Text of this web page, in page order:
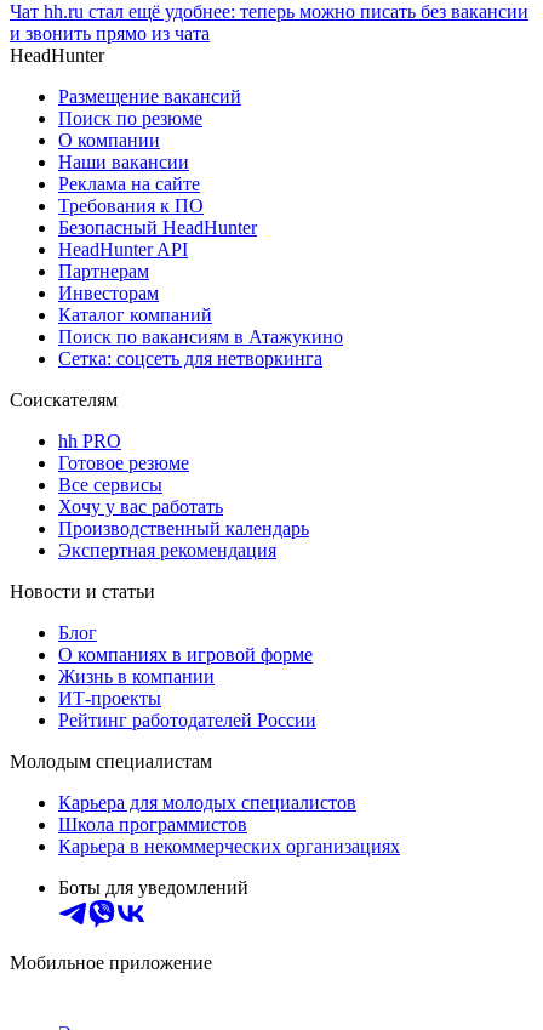
Чат hh.ru стал ещё удобнее: теперь можно писать без вакансии
и звонить прямо из чата
HeadHunter
Размещение вакансий
Поиск по резюме
О компании
Наши вакансии
Реклама на сайте
Требования к ПО
Безопасный HeadHunter
HeadHunter API
Партнерам
Инвесторам
Каталог компаний
Поиск по вакансиям в Атажукино
Сетка: соцсеть для нетворкинга
Соискателям
hh PRO
Готовое резюме
Все сервисы
Хочу у вас работать
Производственный календарь
Экспертная рекомендация
Новости и статьи
Блог
О компаниях в игровой форме
Жизнь в компании
ИТ-проекты
Рейтинг работодателей России
Молодым специалистам
Карьера для молодых специалистов
Школа программистов
Карьера в некоммерческих организациях
Боты для уведомлений
Мобильное приложение